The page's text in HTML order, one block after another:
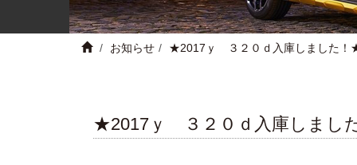
お知らせ ★2017ｙ ３２０ｄ入庫しました！
★2017ｙ ３２０ｄ入庫しまし